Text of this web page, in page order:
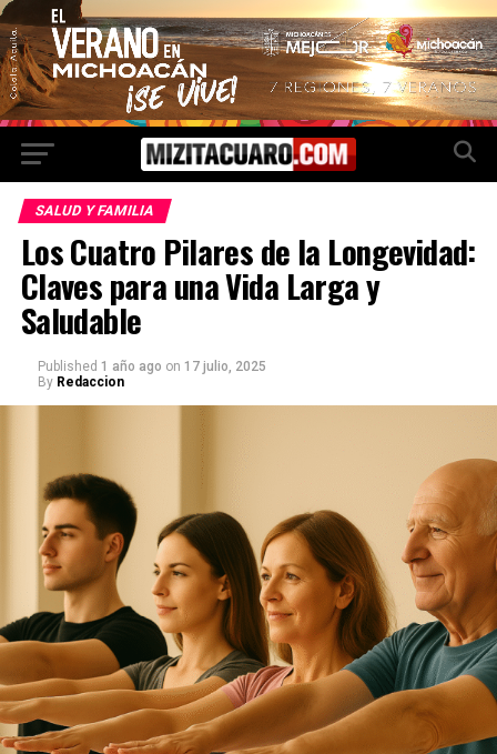
SALUD Y FAMILIA
Los Cuatro Pilares de la Longevidad:
Claves para una Vida Larga y
Saludable
Published 1 año ago on 17 julio, 2025
By Redaccion